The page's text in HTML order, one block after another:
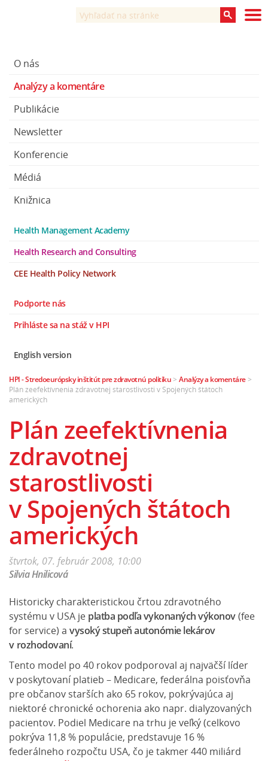
O nás
Analýzy a komentáre
Publikácie
Newsletter
Konferencie
Médiá
Knižnica
Health Management Academy
Health Research and Consulting
CEE Health Policy Network
Podporte nás
Prihláste sa na stáž v HPI
English version
HPI - Stredoeurópsky inštitút pre zdravotnú politiku > Analýzy a komentáre>
Plán zeefektívnenia zdravotnej starostlivosti v Spojených štátoch
amerických
Plán zeefektívnenia
zdravotnej
starostlivosti
v Spojených štátoch
amerických
štvrtok, 07. február 2008, 10:00
Silvia Hnilicová
Historicky charakteristickou črtou zdravotného
systému v USA je platba podľa vykonaných výkonov(fee
for service) a vysoký stupeň autonómie lekárov
v rozhodovaní.
Tento model po 40 rokov podporoval aj najväčší líder
v poskytovaní platieb – Medicare, federálna poisťovňa
pre občanov starších ako 65 rokov, pokrývajúca aj
niektoré chronické ochorenia ako napr. dialyzovaných
pacientov. Podiel Medicare na trhu je veľký (celkovo
pokrýva 11,8 % populácie, predstavuje 16 %
federálneho rozpočtu USA, čo je takmer 440 miliárd